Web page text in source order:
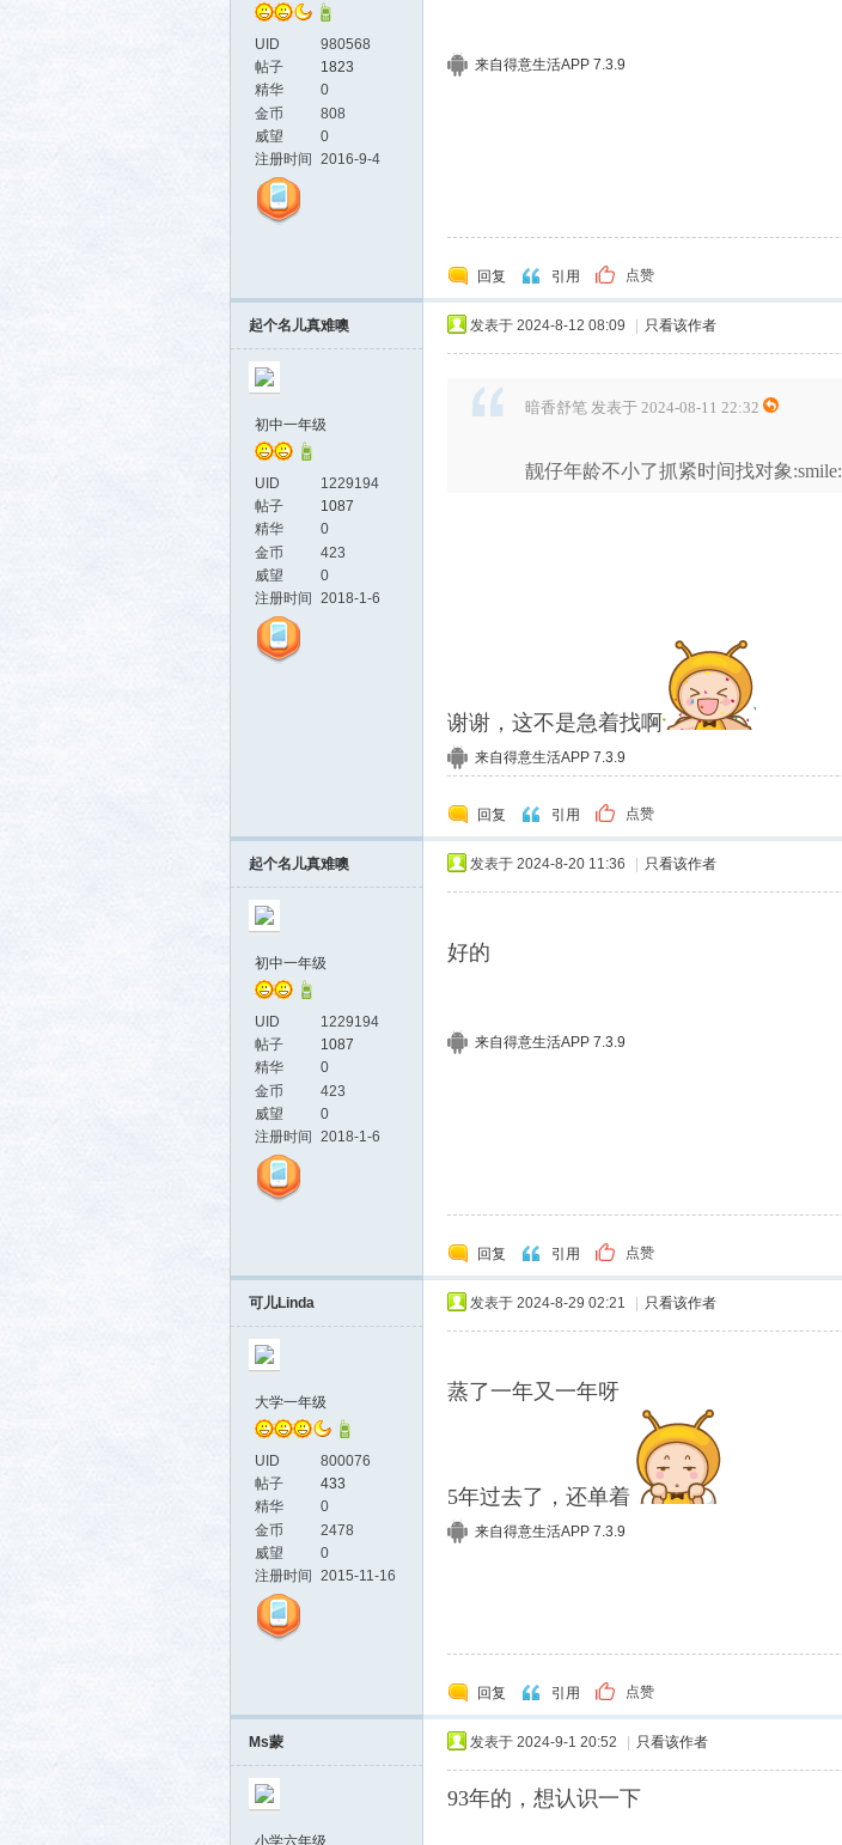
UID
980568
帖子
1823
精华
0
金币
808
威望
0
注册时间
2016-9-4
来自得意生活APP 7.3.9
回复 引用 点赞
起个名儿真难噢
初中一年级
UID
1229194
帖子
1087
精华
0
金币
423
威望
0
注册时间
2018-1-6
发表于 2024-8-12 08:09 只看该作者
暗香舒笔 发表于 2024-08-11 22:32
靓仔年龄不小了抓紧时间找对象:smile:
谢谢，这不是急着找啊
来自得意生活APP 7.3.9
回复 引用 点赞
起个名儿真难噢
初中一年级
UID
1229194
帖子
1087
精华
0
金币
423
威望
0
注册时间
2018-1-6
发表于 2024-8-20 11:36 只看该作者
好的
来自得意生活APP 7.3.9
回复 引用 点赞
可儿Linda
大学一年级
UID
800076
帖子
433
精华
0
金币
2478
威望
0
注册时间
2015-11-16
发表于 2024-8-29 02:21 只看该作者
蒸了一年又一年呀
5年过去了，还单着
来自得意生活APP 7.3.9
回复 引用 点赞
Ms蒙
小学六年级
发表于 2024-9-1 20:52 只看该作者
93年的，想认识一下